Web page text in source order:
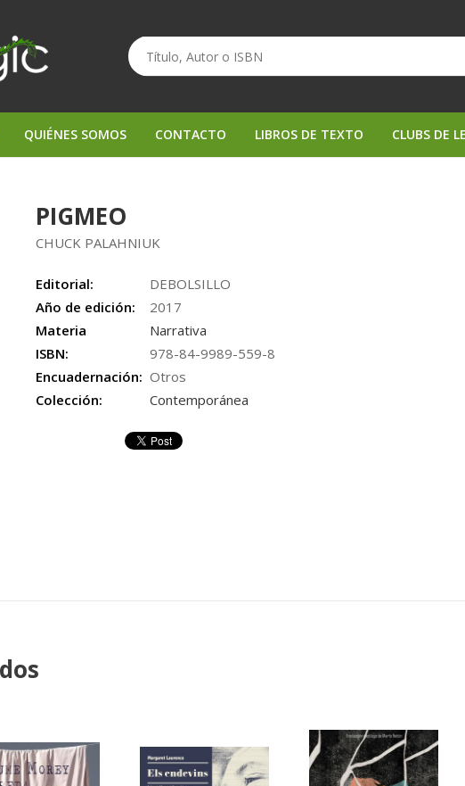
QUIÉNES SOMOS CONTACTO LIBROS DE TEXTO CLUBS DE
PIGMEO
CHUCK PALAHNIUK
Editorial:
DEBOLSILLO
Año de edición:
2017
Materia
Narrativa
ISBN:
978-84-9989-559-8
Encuadernación: Otros
Colección:
Contemporánea